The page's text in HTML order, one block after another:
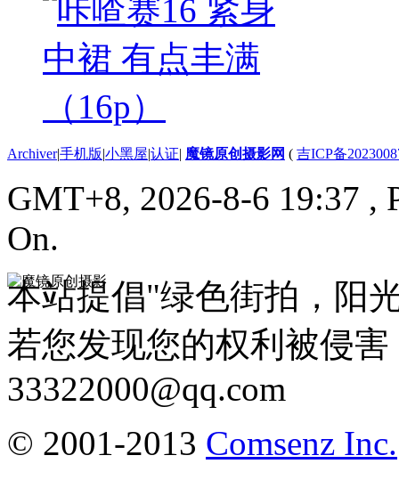
Archiver|手机版|小黑屋|认证| 魔镜原创摄影网 ( 吉ICP备
GMT+8, 2026-8-6 19:37 ,
On.
本站提倡"绿色街拍，阳
若您发现您的权利被侵
33322000@qq.com
© 2001-2013 Comsenz Inc.